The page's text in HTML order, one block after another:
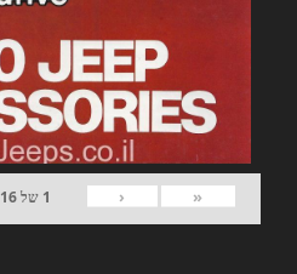
«
‹
1 של16